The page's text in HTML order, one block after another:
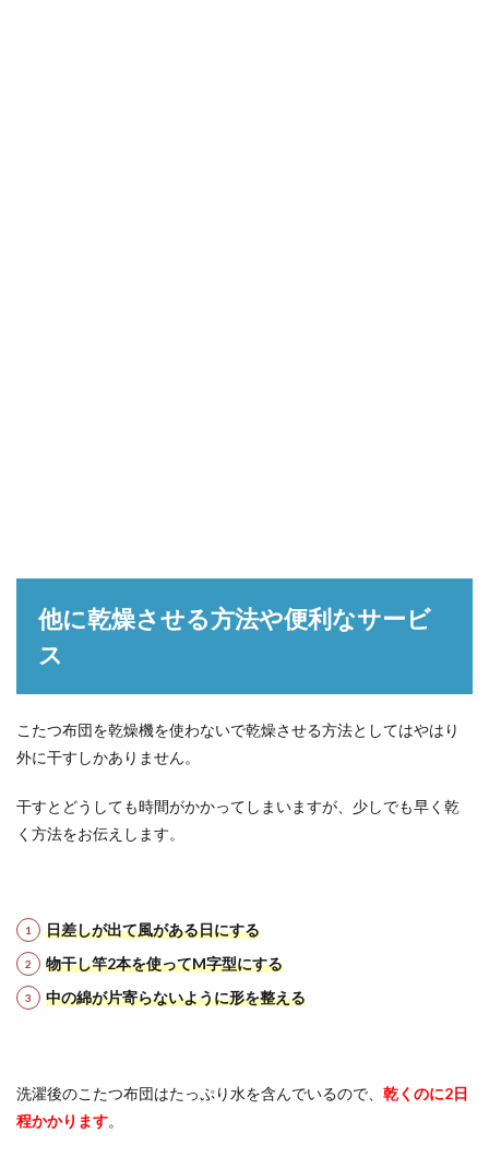
他に乾燥させる方法や便利なサービ
ス
こたつ布団を乾燥機を使わないで乾燥させる方法としてはやはり
外に干すしかありません。
干すとどうしても時間がかかってしまいますが、少しでも早く乾
く方法をお伝えします。
日差しが出て風がある日にする
物干し竿2本を使ってM字型にする
中の綿が片寄らないように形を整える
洗濯後のこたつ布団はたっぷり水を含んでいるので、 乾くのに2日
程かかります。